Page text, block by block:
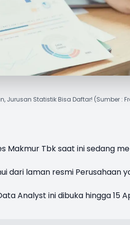
Jurusan Statistik Bisa Daftar! (Sumber :
Makmur Tbk saat ini sedang
dari laman resmi Perusahaan
Analyst ini dibuka hingga 15